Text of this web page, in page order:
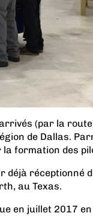
(par la
de Dallas.
formation des
déjà réceptionné
au Texas.
en juillet 2017